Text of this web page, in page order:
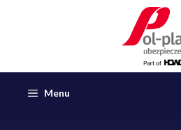
Menu